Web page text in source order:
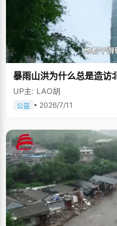
暴雨山洪为什么总是造访
UP主: LAO胡
公益 • 2026/7/11